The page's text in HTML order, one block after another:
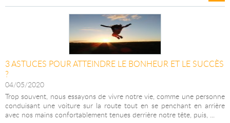
3 ASTUCES POUR ATTEINDRE LE BONHEUR ET LE SUCCÈS
?
04/05/2020
Trop souvent, nous essayons de vivre notre vie, comme une personne
conduisant une voiture sur la route tout en se penchant en arrière
avec nos mains confortablement tenues derrière notre tête, puis, ...